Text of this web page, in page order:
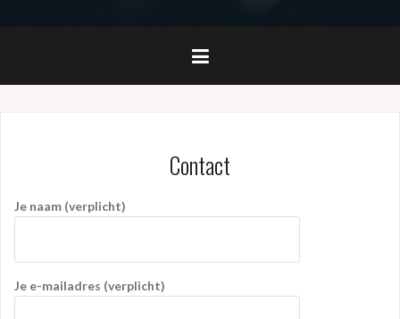
Contact
Je naam (verplicht)
Je e-mailadres (verplicht)